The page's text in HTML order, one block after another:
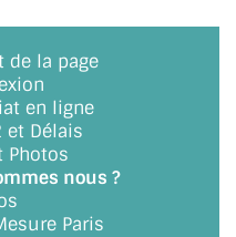
de la page
en ligne
et Délais
Photos
nous ?
Paris